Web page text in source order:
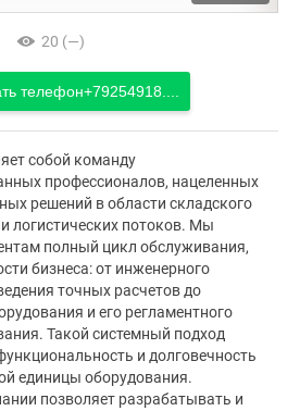
20 (—)
телефон+79254918....
собой команду
профессионалов, нацеленных
решений в области складского
логистических потоков. Мы
полный цикл обслуживания,
бизнеса: от инженерного
точных расчетов до
и его регламентного
Такой системный подход
и долговечность
единицы оборудования.
позволяет разрабатывать и